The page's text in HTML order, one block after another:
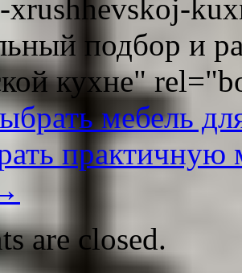
xrushhevskoj-
подбор и
кухне"
мебель
практичную
are closed.